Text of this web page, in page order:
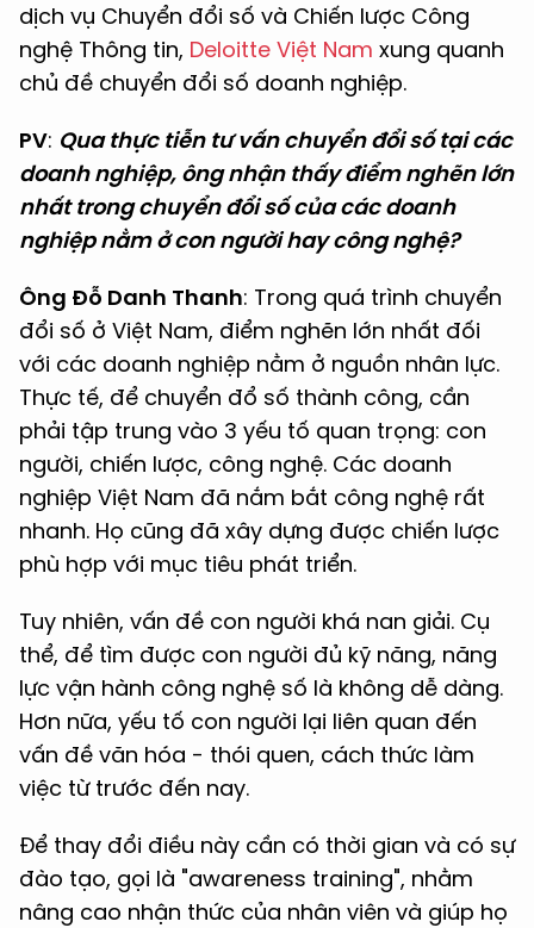
dịch vụ Chuyển đổi số và Chiến lược Công
nghệ Thông tin, Deloitte Việt Nam xung quanh
chủ đề chuyển đổi số doanh nghiệp.
PV: Qua thực tiễn tư vấn chuyển đổi số tại các
doanh nghiệp, ông nhận thấy điểm nghẽn lớn
nhất trong chuyển đổi số của các doanh
nghiệp nằm ở con người hay công nghệ?
Ông Đỗ Danh Thanh: Trong quá trình chuyển
đổi số ở Việt Nam, điểm nghẽn lớn nhất đối
với các doanh nghiệp nằm ở nguồn nhân lực.
Thực tế, để chuyển đổ số thành công, cần
phải tập trung vào 3 yếu tố quan trọng: con
người, chiến lược, công nghệ. Các doanh
nghiệp Việt Nam đã nắm bắt công nghệ rất
nhanh. Họ cũng đã xây dựng được chiến lược
phù hợp với mục tiêu phát triển.
Tuy nhiên, vấn đề con người khá nan giải. Cụ
thể, để tìm được con người đủ kỹ năng, năng
lực vận hành công nghệ số là không dễ dàng.
Hơn nữa, yếu tố con người lại liên quan đến
vấn đề văn hóa - thói quen, cách thức làm
việc từ trước đến nay.
Để thay đổi điều này cần có thời gian và có sự
đào tạo, gọi là "awareness training", nhằm
nâng cao nhận thức của nhân viên và giúp họ